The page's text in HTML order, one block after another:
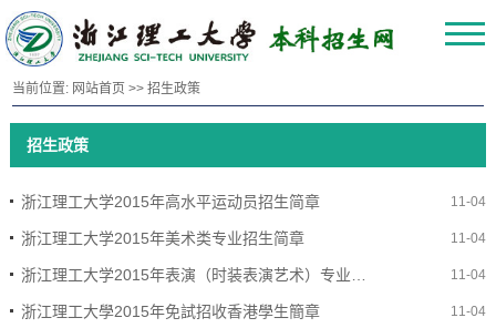
当前位置: 网站首页 >>招生政策
招生政策
浙江理工大学2015年高水平运动员招生简章 11-04
浙江理工大学2015年美术类专业招生简章 11-04
11-04
浙江理工大學2015年免試招收香港學生簡章 11-04